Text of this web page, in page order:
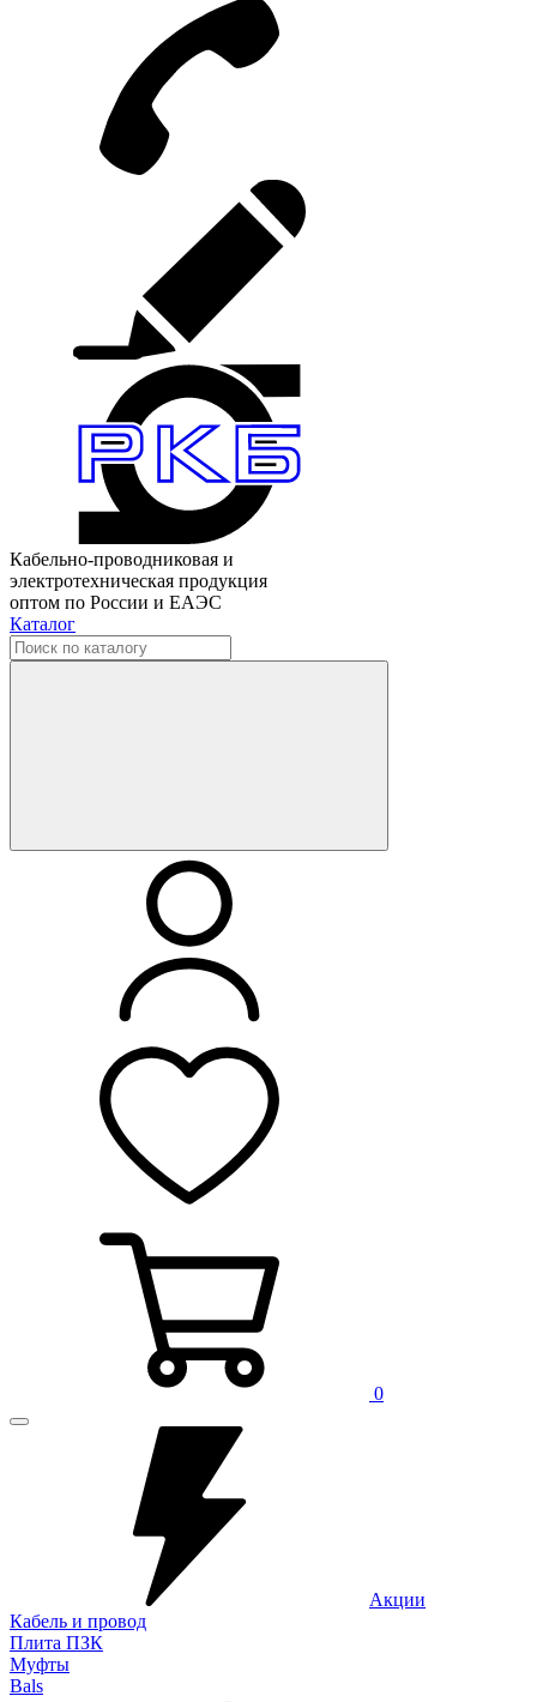
Кабельно-проводниковая и
электротехническая продукция
оптом по России и ЕАЭС
Каталог
0
Акции
Кабель и провод
Плита ПЗК
Муфты
Bals